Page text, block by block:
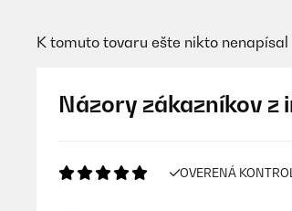
K tomuto tovaru ešte nikto nenapísal
Názory zákazníkov z
OVERENÁ